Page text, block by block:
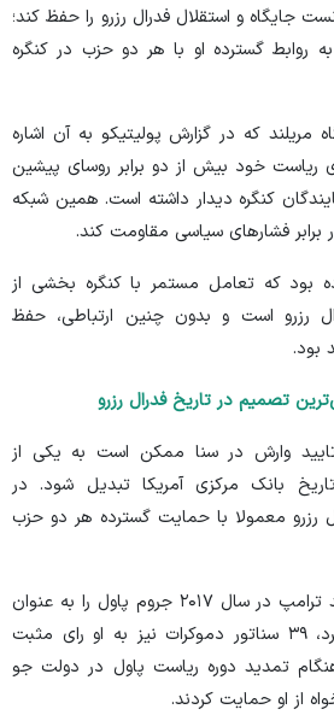
جایگاه و استقلال فدرال رزرو را حفظ کند؛
روابط گسترده او با هر دو حزب در کنگره
مریلند که در گزارش پولیتیکو به آن اشاره
خود بیش از دو برابر روسای پیشین
کنگره دیدار داشته است. همین شبکه
برابر فشار‌های سیاسی مقاومت کند.
بود که تعامل مستمر با کنگره بخشی از
رزرو است و بدون چنین ارتباطی، حفظ
بود.
تصمیم در تاریخ فدرال رزرو
وارش در سنا ممکن است به یکی از
بانک مرکزی آمریکا تبدیل شود. در
رزرو معمولا با حمایت گسترده هر دو حزب
برای نمونه، زمانی که دونالد ترامپ در سال ۲۰۱۷ جروم پاول را به عنوان
رئیس فدرال رزرو معرفی کرد، ۳۹ سناتور دموکرات نیز به او رای مثبت
تمدید دوره ریاست پاول در دولت جو